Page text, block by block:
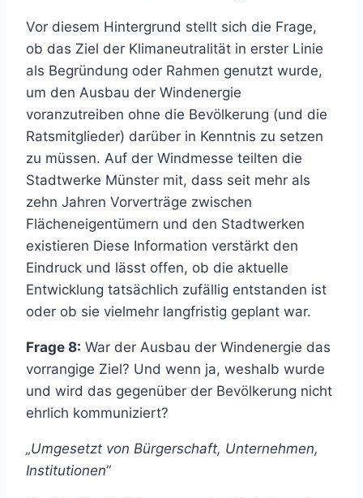
Vor diesem Hintergrund stellt sich die Frage,
ob das Ziel der Klimaneutralität in erster Linie
als Begründung oder Rahmen genutzt wurde,
um den Ausbau der Windenergie
voranzutreiben ohne die Bevölkerung (und die
Ratsmitglieder) darüber in Kenntnis zu setzen
zu müssen. Auf der Windmesse teilten die
Stadtwerke Münster mit, dass seit mehr als
zehn Jahren Vorverträge zwischen
Flächeneigentümern und den Stadtwerken
existieren Diese Information verstärkt den
Eindruck und lässt offen, ob die aktuelle
Entwicklung tatsächlich zufällig entstanden ist
oder ob sie vielmehr langfristig geplant war.
Frage 8: War der Ausbau der Windenergie das
vorrangige Ziel? Und wenn ja, weshalb wurde
und wird das gegenüber der Bevölkerung nicht
ehrlich kommuniziert?
„Umgesetzt von Bürgerschaft, Unternehmen,
Institutionen“